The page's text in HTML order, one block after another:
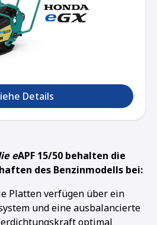
Details
eAPF 15/50 behalten die
des Benzinmodells bei:
Platten verfügen über ein
und eine ausbalancierte
optimal